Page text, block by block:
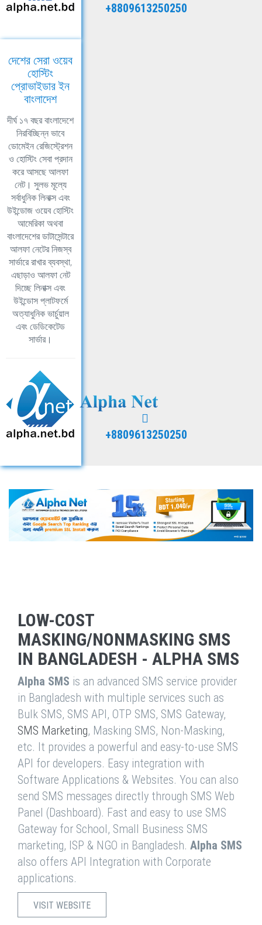
+8809613250250
দেশের সেরা ওয়েব
হোস্টিং
প্রোভাইডার ইন
বাংলাদেশ
দীর্ঘ ১৭ বছর বাংলাদেশে
নিরবিচ্ছিন্ন ভাবে
ডোমেইন রেজিস্ট্রেশন
ও হোস্টিং সেবা প্রদান
করে আসছে আলফা
নেট। সুলভ মূল্যে
সর্বাধুনিক লিনাক্স এবং
উইন্ডোজ ওয়েব হোস্টিং
আমেরিকা অথবা
বাংলাদেশের ডাটাসেন্টারে
আলফা নেটের নিজস্ব
সার্ভারে রাখার ব্যবস্থা,
এছাড়াও আলফা নেট
দিচ্ছে লিনাক্স এবং
উইন্ডোস প্লাটফর্মে
অত্যাধুনিক ভার্চুয়াল
এবং ডেডিকেটেড
সার্ভার।
+8809613250250
LOW-COST
MASKING/NONMASKING SMS
IN BANGLADESH - ALPHA SMS
Alpha SMS is an advanced SMS service provider
in Bangladesh with multiple services such as
Bulk SMS, SMS API, OTP SMS, SMS Gateway,
SMS Marketing, Masking SMS, Non-Masking,
etc. It provides a powerful and easy-to-use SMS
API for developers. Easy integration with
Software Applications & Websites. You can also
send SMS messages directly through SMS Web
Panel (Dashboard). Fast and easy to use SMS
Gateway for School, Small Business SMS
marketing, ISP & NGO in Bangladesh. Alpha SMS
also offers API Integration with Corporate
applications.
VISIT WEBSITE